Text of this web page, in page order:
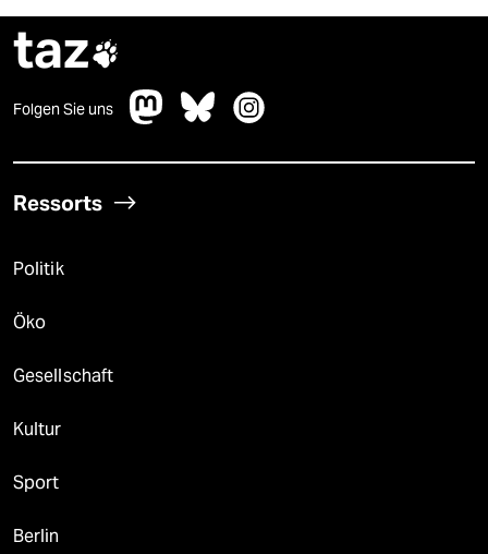
taz
Folgen Sie uns
Ressorts
Politik
Öko
Gesellschaft
Kultur
Sport
Berlin